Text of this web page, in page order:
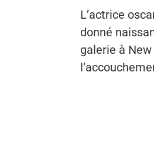
L’actrice
donné
galerie à